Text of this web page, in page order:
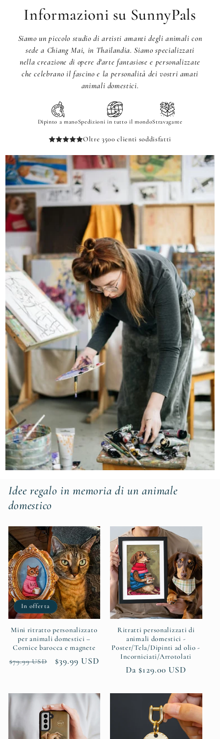
Informazioni su SunnyPals
Siamo un piccolo studio di artisti amanti degli animali con
sede a Chiang Mai, in Thailandia. Siamo specializzati
nella creazione di opere d'arte fantasiose e personalizzate
che celebrano il fascino e la personalità dei vostri amati
animali domestici.
Dipinto a manoSpedizioni in tutto il mondoStravagante
Oltre 3500 clienti soddisfatti
Idee regalo in memoria di un animale
domestico
In offerta
Mini ritratto personalizzato
per animali domestici –
Cornice barocca e magnete
Prezzo
$79.99 USD
Prezzo
$39.99 USD
Ritratti personalizzati di
animali domestici -
Poster/Tela/Dipinti ad olio -
Incorniciati/Arrotolati
Prezzo
listino
Da $129.00 USD